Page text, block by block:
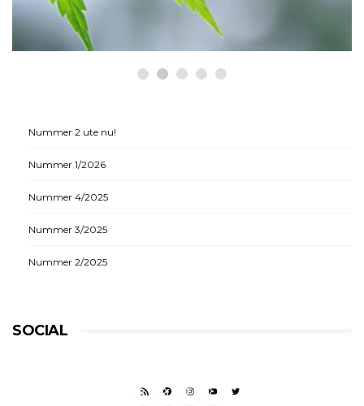
medicinsk cannabis
Nummer 2 ute nu!
Nummer 1/2026
Nummer 4/2025
Nummer 3/2025
Nummer 2/2025
SOCIAL
RSS FEEDFACEBOOK
INSTAGRAM
YOUTUBETWITTER